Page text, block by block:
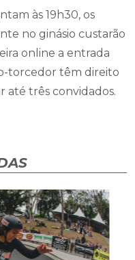
às 19h30, os
no ginásio custarão
online a entrada
torcedor têm direito
até três convidados.